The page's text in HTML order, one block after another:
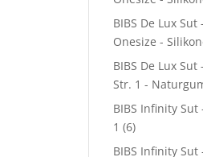
BIBS De Lux Sut
Onesize -
BIBS De Lux Sut
Str. 1 -
BIBS Infinity Sut
1 (6)
BIBS Infinity Sut